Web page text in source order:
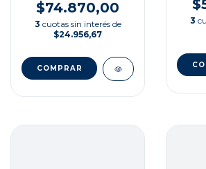
$74.870,00
3 cuotas sin interés de
$24.956,67
3